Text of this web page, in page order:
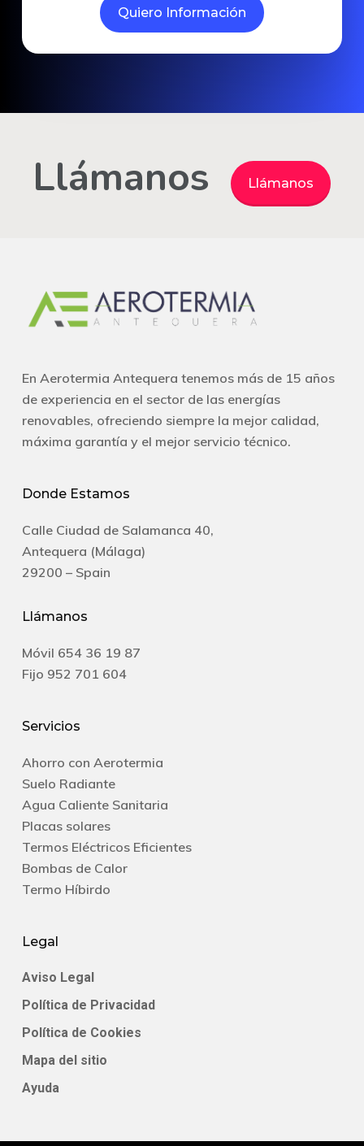
Llámanos Llámanos
En Aerotermia Antequera tenemos más de 15 años
de experiencia en el sector de las energías
renovables, ofreciendo siempre la mejor calidad,
máxima garantía y el mejor servicio técnico.
Donde Estamos
Calle Ciudad de Salamanca 40,
Antequera (Málaga)
29200 – Spain
Llámanos
Móvil 654 36 19 87
Fijo 952 701 604
Servicios
Ahorro con Aerotermia
Suelo Radiante
Agua Caliente Sanitaria
Placas solares
Termos Eléctricos Eficientes
Bombas de Calor
Termo Híbirdo
Legal
Aviso Legal
Política de Privacidad
Política de Cookies
Mapa del sitio
Ayuda